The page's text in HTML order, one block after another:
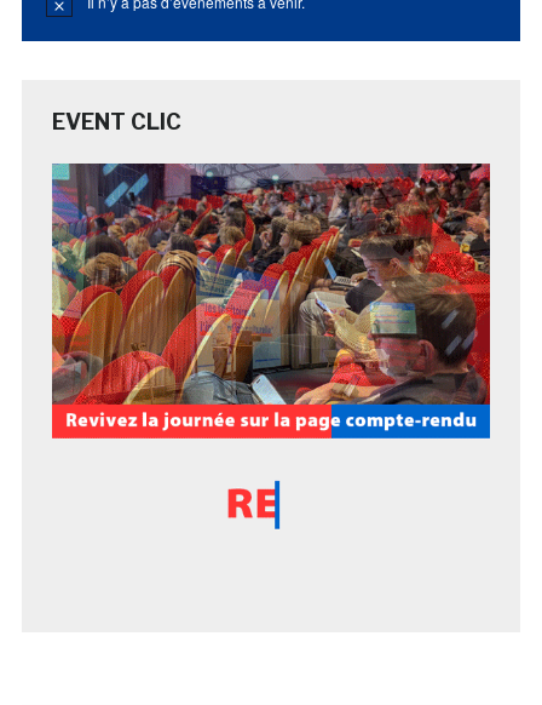
Notice
EVENT CLIC